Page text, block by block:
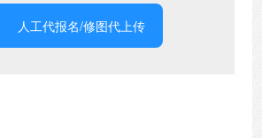
人工代报名/修图代上传